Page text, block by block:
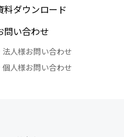
料ダウンロード
問い合わせ
法人様お問い合わせ
個人様お問い合わせ